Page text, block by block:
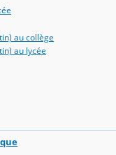
au collège
au lycée